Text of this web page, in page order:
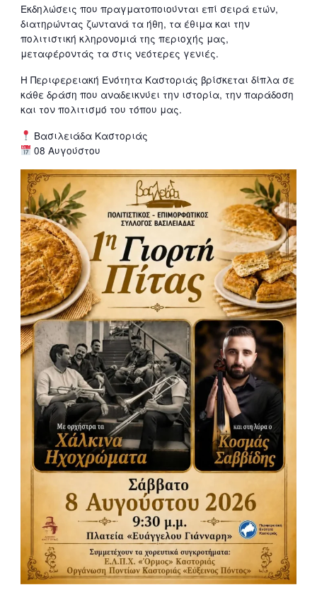
Εκδηλώσεις που πραγματοποιούνται επί σειρά ετών,
διατηρώντας ζωντανά τα ήθη, τα έθιμα και την
πολιτιστική κληρονομιά της περιοχής μας,
μεταφέροντάς τα στις νεότερες γενιές.
Η Περιφερειακή Ενότητα Καστοριάς βρίσκεται δίπλα σε
κάθε δράση που αναδεικνύει την ιστορία, την παράδοση
και τον πολιτισμό του τόπου μας.
Βασιλειάδα Καστοριάς
08 Αυγούστου